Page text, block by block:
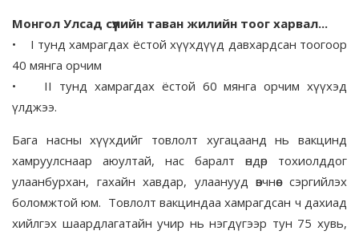
Монгол Улсад сүүлийн таван жилийн тоог харвал...
• I тунд хамрагдах ёстой хүүхдүүд давхардсан тоогоор
40 мянга орчим
• II тунд хамрагдах ёстой 60 мянга орчим хүүхэд
үлджээ.
Бага насны хүүхдийг товлолт хугацаанд нь вакцинд
хамруулснаар аюултай, нас баралт өндөр тохиолддог
улаанбурхан, гахайн хавдар, улаанууд өвчнөөс сэргийлэх
боломжтой юм. Товлолт вакциндаа хамрагдсан ч дахиад
хийлгэх шаардлагатайн учир нь нэгдүгээр тун 75 хувь,